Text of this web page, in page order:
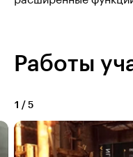
Работы
1 / 5